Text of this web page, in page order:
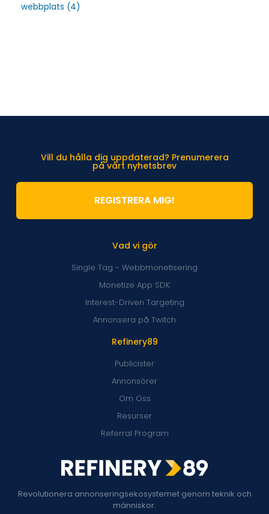
webbplats (4)
Revolutionera annonseringsekosystemet genom teknik och
människor.
Refinery89
Publicister
Annonsörer
Om Oss
Resurser
Referral Program
Vad vi gör
Single Tag - Webbmonetisering
Monetize App SDK
Interest-Driven Targeting
Annonsera på Twitch
Vill du hålla dig uppdaterad? Prenumerera
på vårt nyhetsbrev
REGISTRERA MIG!